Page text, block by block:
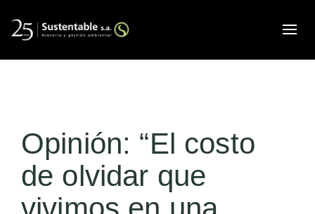
Opinión: “El costo
de olvidar que